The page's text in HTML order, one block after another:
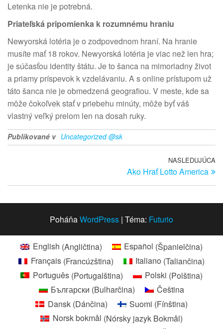
Letenka nie je potrebná.
Priateľská pripomienka k rozumnému hraniu
Newyorská lotéria je o zodpovednom hraní. Na hranie
musíte mať 18 rokov. Newyorská lotéria je viac než len hra;
je súčasťou identity štátu. Je to šanca na mimoriadny život
a priamy príspevok k vzdelávaniu. A s online prístupom už
táto šanca nie je obmedzená geografiou. V meste, kde sa
môže čokoľvek stať v priebehu minúty, môže byť váš
vlastný veľký prelom len na dosah ruky.
Publikované v Uncategorized @sk
v
NASLEDUJÚCA
Ako Hrať Lotto America
PoháňaWordPress | Téma: Futurio
English (Angličtina) Español (Španielčina)
Français(Francúzština) Italiano (Taliančina)
Português(Portugalština) Polski (Polština)
Български (Bulharčina)
Čeština
Dansk(Dánčina) Suomi (Fínština)
Norsk bokmål (Nórsky jazyk Bokmål)